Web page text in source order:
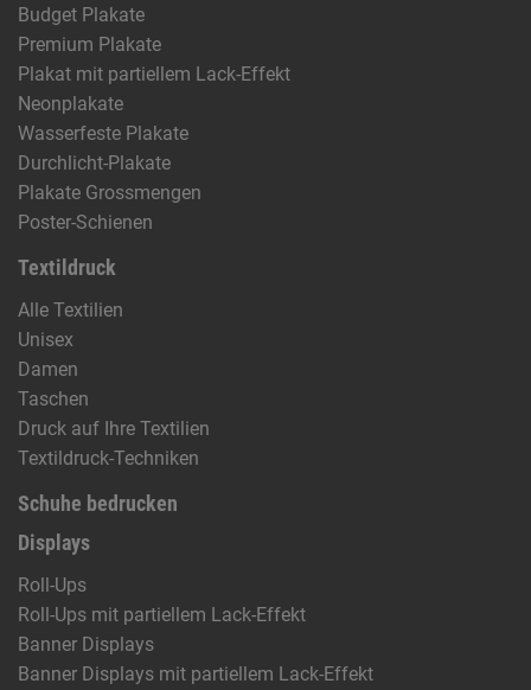
Budget Plakate
Premium Plakate
Plakat mit partiellem Lack-Effekt
Neonplakate
Wasserfeste Plakate
Durchlicht-Plakate
Plakate Grossmengen
Poster-Schienen
Textildruck
Alle Textilien
Unisex
Damen
Taschen
Druck auf Ihre Textilien
Textildruck-Techniken
Schuhe bedrucken
Displays
Roll-Ups
Roll-Ups mit partiellem Lack-Effekt
Banner Displays
Banner Displays mit partiellem Lack-Effekt